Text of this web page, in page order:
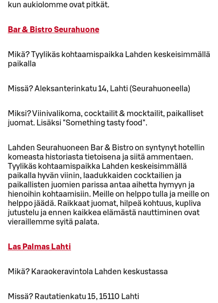
kun aukiolomme ovat pitkät.
Bar & Bistro Seurahuone
Mikä? Tyylikäs kohtaamispaikka Lahden keskeisimmällä
paikalla
Missä? Aleksanterinkatu 14, Lahti (Seurahuoneella)
Miksi? Viinivalikoma, cocktailit & mocktailit, paikalliset
juomat. Lisäksi "Something tasty food".
Lahden Seurahuoneen Bar & Bistro on syntynyt hotellin
komeasta historiasta tietoisena ja siitä ammentaen.
Tyylikäs kohtaamispaikka Lahden keskeisimmällä
paikalla hyvän viinin, laadukkaiden cocktailien ja
paikallisten juomien parissa antaa aihetta hymyyn ja
hienoihin kohtaamisiin. Meille on helppo tulla ja meille on
helppo jäädä. Raikkaat juomat, hilpeä kohtuus, kupliva
jutustelu ja ennen kaikkea elämästä nauttiminen ovat
vieraillemme syitä palata.
Las Palmas Lahti
Mikä? Karaokeravintola Lahden keskustassa
Missä? Rautatienkatu 15, 15110 Lahti